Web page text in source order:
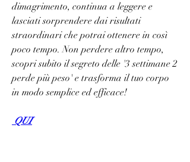
dimagrimento, continua a leggere e
lasciati sorprendere dai risultati
straordinari che potrai ottenere in così
poco tempo. Non perdere altro tempo,
scopri subito il segreto delle '3 settimane 2
perde più peso' e trasforma il tuo corpo
in modo semplice ed efficace!
QUI